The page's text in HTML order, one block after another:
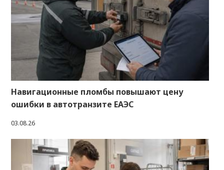
Навигационные пломбы повышают цену
ошибки в автотранзите ЕАЭС
03.08.26